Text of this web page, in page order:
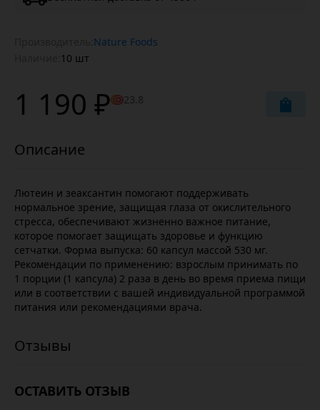
Nature Foods
10 шт
1 190 ₽ 23.8
Лютеин и зеаксантин помогают поддерживать
нормальное зрение, защищая глаза от окислительного
стресса, обеспечивают жизненно важное питание,
которое помогает защищать здоровье и функцию
сетчатки. Форма выпуска: 60 капсул массой 530 мг.
Рекомендации по применению: взрослым принимать по
1 порции (1 капсула) 2 раза в день во время приема пищи
или в соответствии с вашей индивидуальной программой
питания или рекомендациями врача.
ОСТАВИТЬ ОТЗЫВ